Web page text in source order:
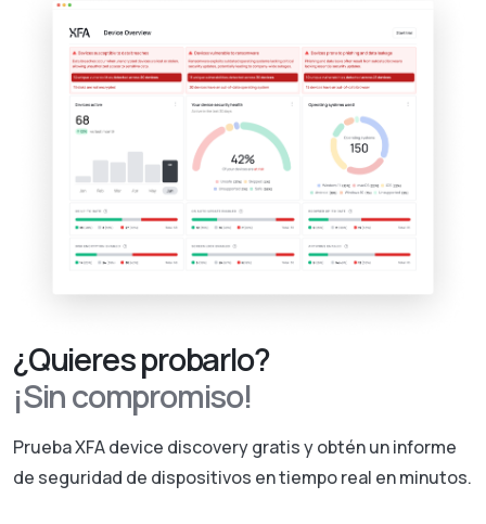
¿Quieres probarlo?
¡Sin compromiso!
Prueba XFA device discovery gratis y obtén un informe
de seguridad de dispositivos en tiempo real en minutos.